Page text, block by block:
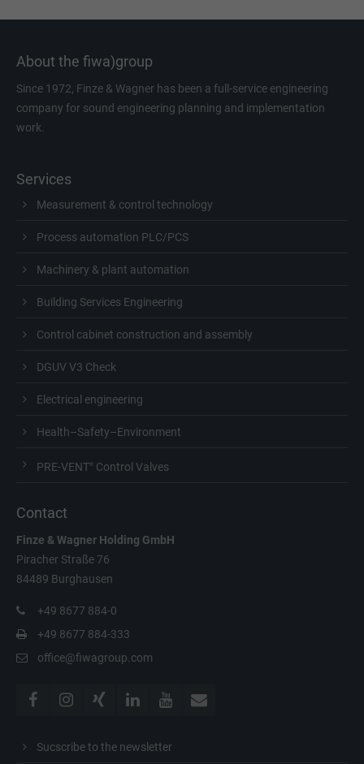
About the fiwa)group
Since 1972, Finze & Wagner has been a full-service engineering
company for sound engineering planning and implementation
work.
Services
Measurement & control technology
Process automation PLC/PCS
Machinery & plant automation
Building Services Engineering
Control cabinet construction and assembly
DGUV V3 Check
Electrical engineering
Health–Safety–Environment
PRE-VENT ® Control Valves
Contact
Finze & Wagner Holding GmbH
Piracher Straße 76
84489 Burghausen
+49 8677 884-0
+49 8677 884-333
office@fiwagroup.com
Sucscribe to the newsletter